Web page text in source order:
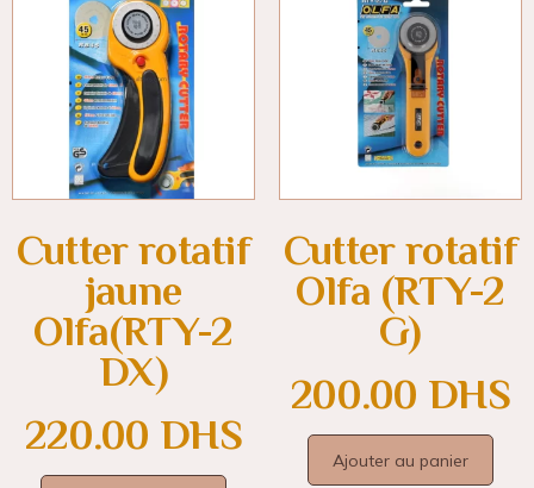
Cutter rotatif
jaune
Olfa(RTY-2
DX)
220.00 DHS
Cutter rotatif
Olfa (RTY-2
G)
200.00 DHS
Ajouter au panier